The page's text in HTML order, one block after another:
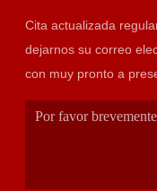
Cita actualizada
dejarnos su correo
con